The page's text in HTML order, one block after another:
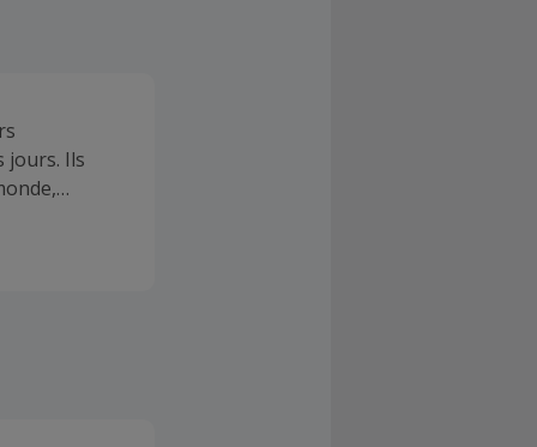
jours. Ils